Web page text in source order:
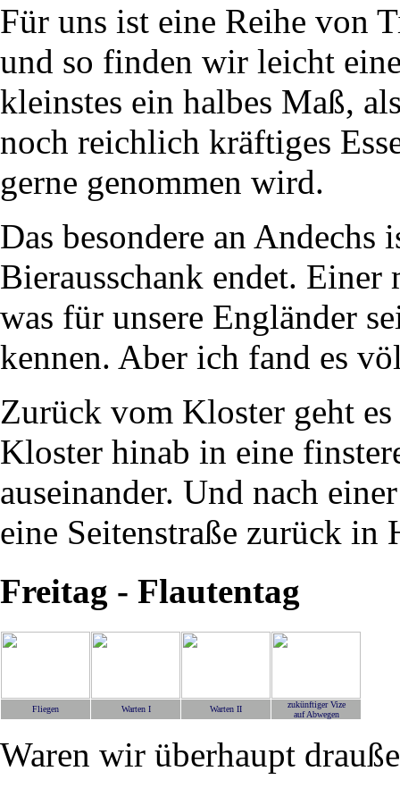
Für uns ist eine Reihe von
und so finden wir leicht
kleinstes ein halbes Maß,
noch reichlich kräftiges
gerne genommen wird.
Das besondere an Andechs
Bierausschank endet. Einer
was für unsere Engländer
kennen. Aber ich fand es
Zurück vom Kloster geht
Kloster hinab in eine
auseinander. Und nach
eine Seitenstraße zurück in
Freitag - Flautentag
Fliegen Warten I Warten II
zukünftiger Vize
auf Abwegen
Waren wir überhaupt